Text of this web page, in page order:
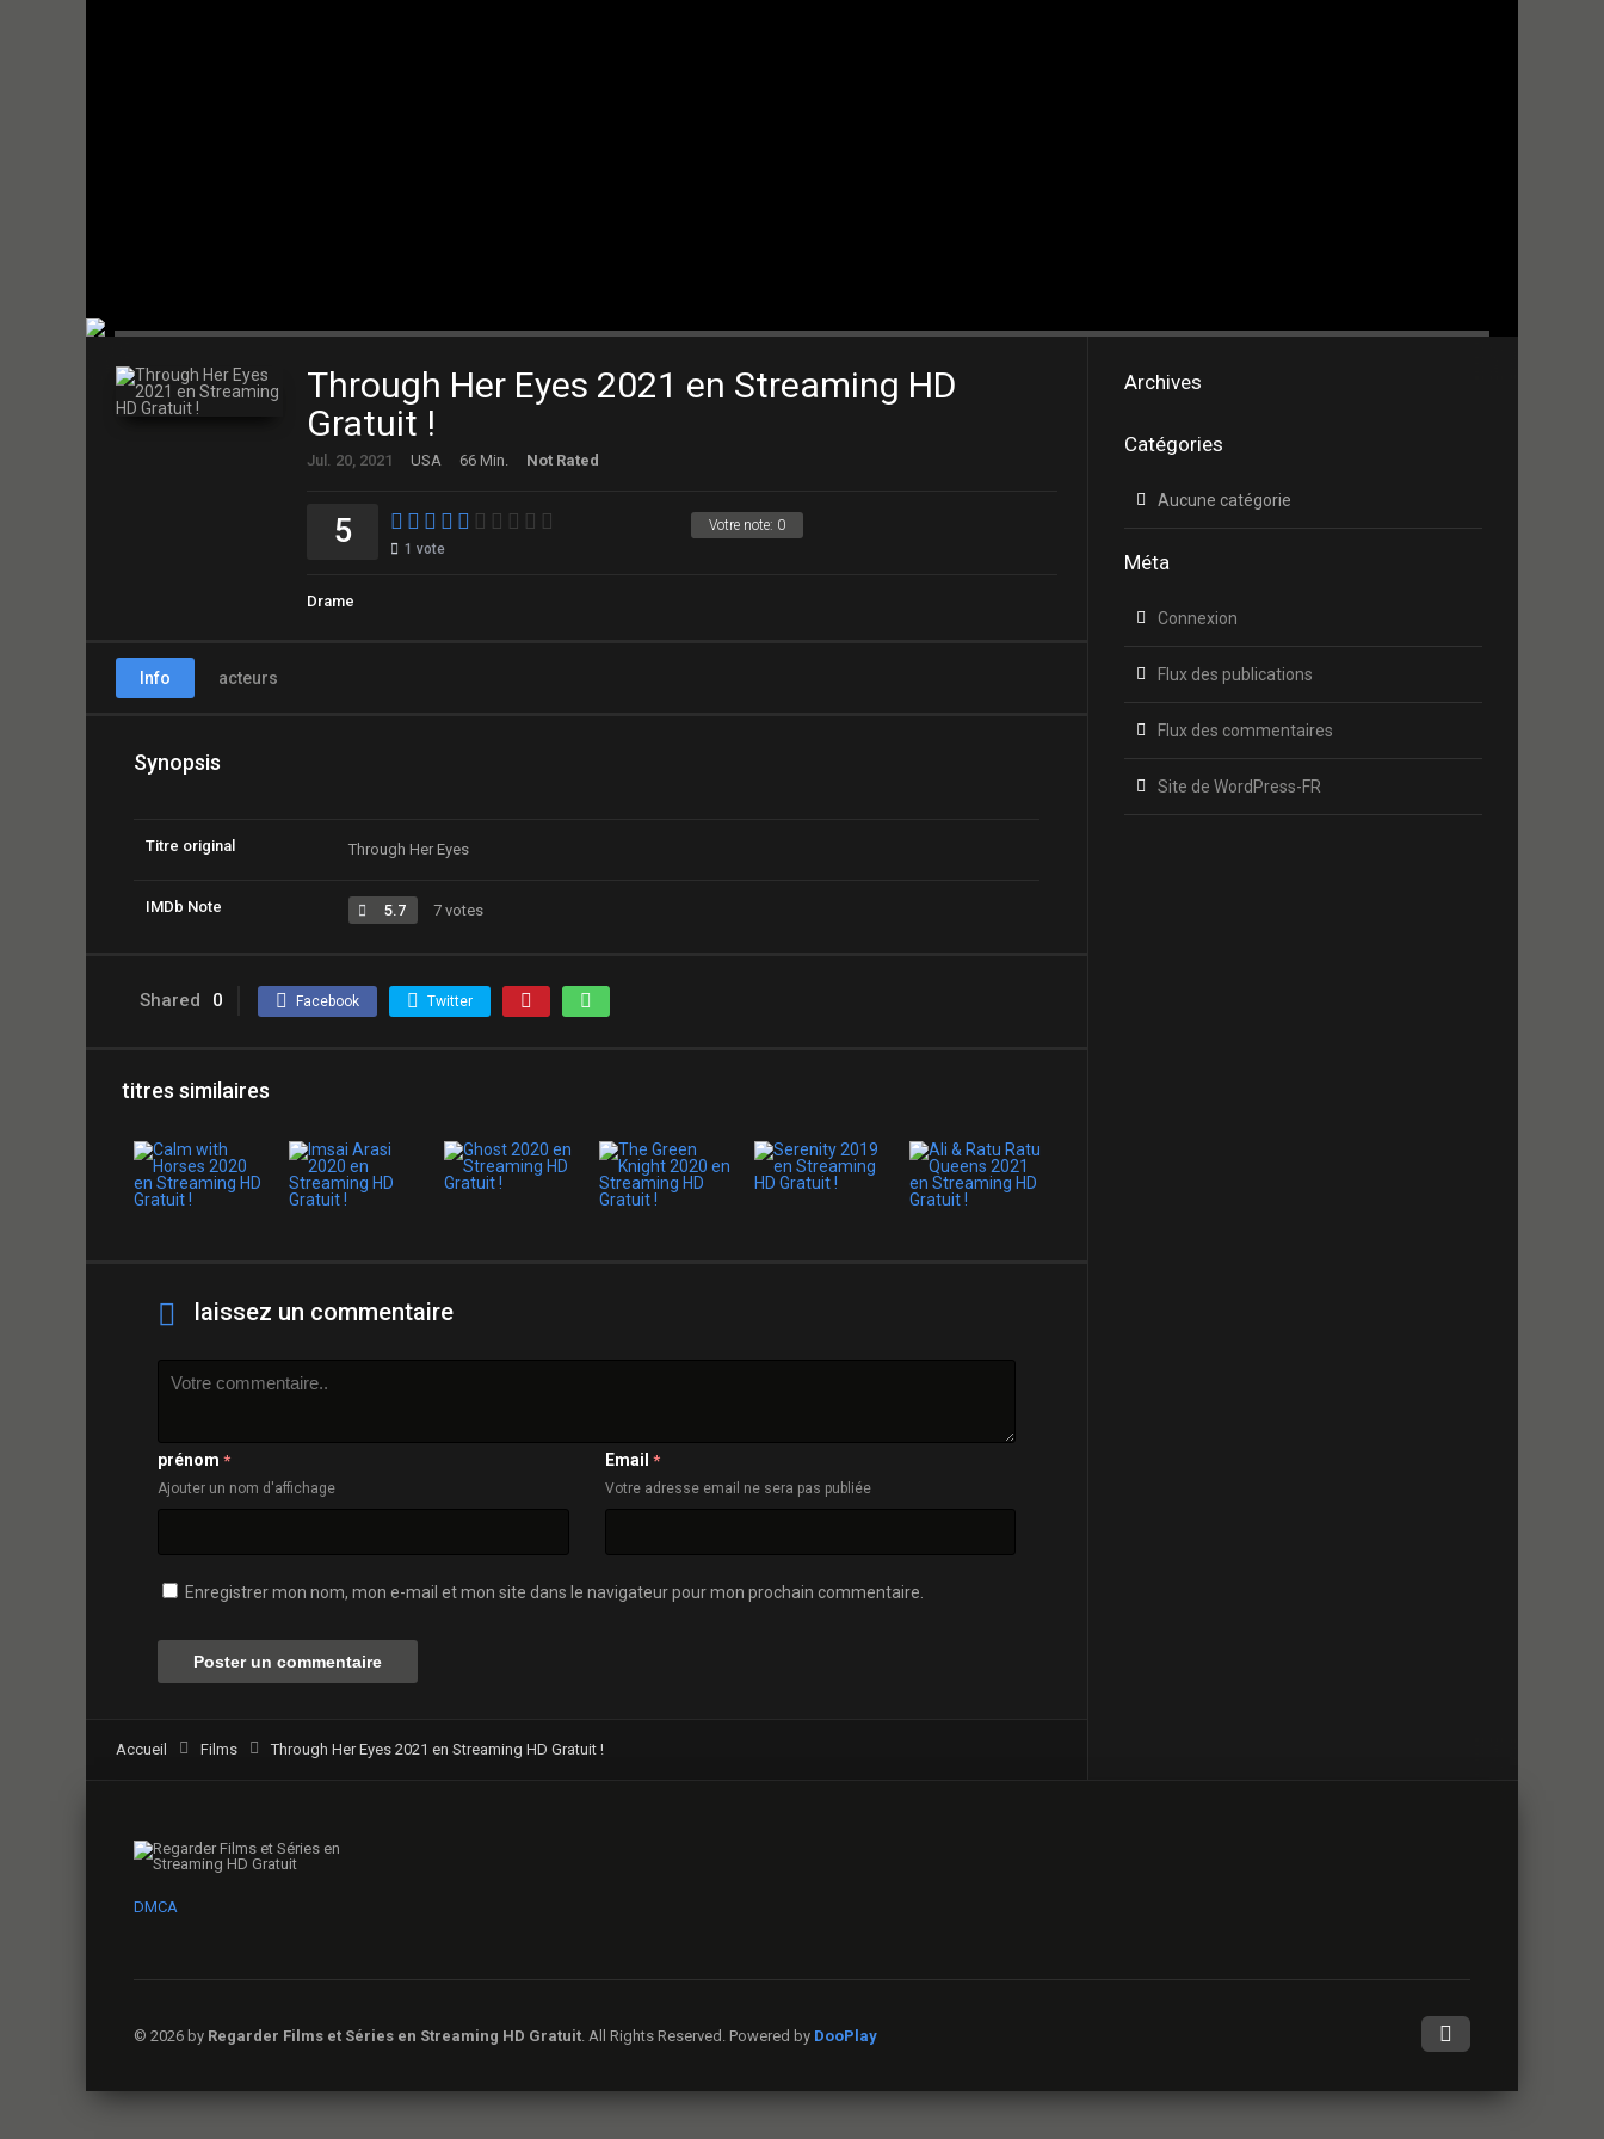
Through Her Eyes 2021 en Streaming HD
Gratuit !
Jul. 20, 2021 USA 66 Min. Not Rated
Votre note: 0
5 1 vote
Drame
Info acteurs
Synopsis
Titre original Through Her Eyes
IMDb Note 5.7 7 votes
Shared 0 Facebook Twitter
titres similaires
laissez un commentaire
prénom *
Ajouter un nom d'affichage
Email *
Votre adresse email ne sera pas publiée
Enregistrer mon nom, mon e-mail et mon site dans le navigateur pour mon prochain commentaire.
Accueil Films Through Her Eyes 2021 en Streaming HD Gratuit !
Archives
Catégories
Aucune catégorie
Méta
Connexion
Flux des publications
Flux des commentaires
Site de WordPress-FR
DMCA
© 2026 by Regarder Films et Séries en Streaming HD Gratuit. All Rights Reserved. Powered by DooPlay